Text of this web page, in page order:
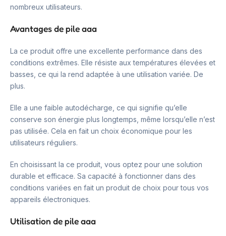
nombreux utilisateurs.
Avantages de pile aaa
La ce produit offre une excellente performance dans des
conditions extrêmes. Elle résiste aux températures élevées et
basses, ce qui la rend adaptée à une utilisation variée. De
plus.
Elle a une faible autodécharge, ce qui signifie qu’elle
conserve son énergie plus longtemps, même lorsqu’elle n’est
pas utilisée. Cela en fait un choix économique pour les
utilisateurs réguliers.
En choisissant la ce produit, vous optez pour une solution
durable et efficace. Sa capacité à fonctionner dans des
conditions variées en fait un produit de choix pour tous vos
appareils électroniques.
Utilisation de pile aaa